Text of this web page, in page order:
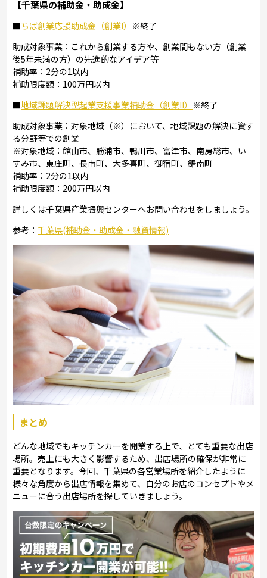
【千葉県の補助金・助成金】
■ちば創業応援助成金（創業I） ※終了
助成対象事業：これから創業する方や、創業間もない方（創業
後5年未満の方）の先進的なアイデア等
補助率：2分の1以内
補助限度額：100万円以内
■地域課題解決型起業支援事業補助金（創業II） ※終了
助成対象事業：対象地域（※）において、地域課題の解決に資す
る分野等での創業
※対象地域：館山市、勝浦市、鴨川市、富津市、南房総市、い
すみ市、東庄町、長南町、大多喜町、御宿町、鋸南町
補助率：2分の1以内
補助限度額：200万円以内
詳しくは千葉県産業振興センターへお問い合わせをしましょう。
参考：千葉県(補助金・助成金・融資情報)
まとめ
どんな地域でもキッチンカーを開業する上で、とても重要な出店
場所。売上にも大きく影響するため、出店場所の確保が非常に
重要となります。今回、千葉県の各営業場所を紹介したように
様々な角度から出店情報を集めて、自分のお店のコンセプトやメ
ニューに合う出店場所を探していきましょう。